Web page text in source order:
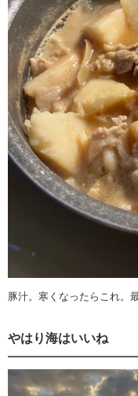
豚汁。寒くなったらこれ。
やはり海はいいね